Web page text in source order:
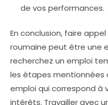
de vos performances.
En conclusion, faire
roumaine peut être une
recherchez un emploi
les étapes mentionnées
emploi qui correspond à
intérêts. Travailler avec